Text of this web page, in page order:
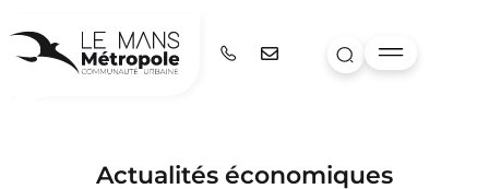
Actualités économiques